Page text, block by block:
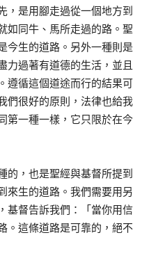
，是用腳走過從一個地方到
如同牛、馬所走過的路。聖
今生的道路。另外一種則是
力過著有道德的生活，並且
遵循這個道途而行的結果可
們很好的原則，法律也給我
第一種一樣，它只限於在今
的，也是聖經與基督所提到
來生的道路。我們需要用另
基督告訴我們：「當你用信
。這條道路是可靠的，絕不